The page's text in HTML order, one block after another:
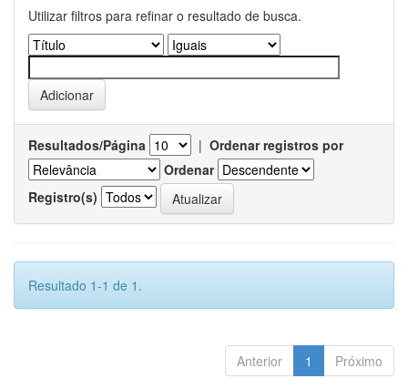
Utilizar filtros para refinar o resultado de busca.
Resultados/Página | Ordenar registros por
Ordenar
Registro(s)
Resultado 1-1 de 1.
Anterior 1 Próximo